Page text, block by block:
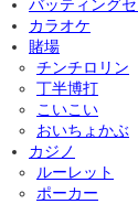
バッティング
カラオケ
賭場
チンチロリン
丁半博打
こいこい
おいちょかぶ
カジノ
ルーレット
ポーカー